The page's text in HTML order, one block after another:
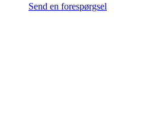
Send en forespørgsel